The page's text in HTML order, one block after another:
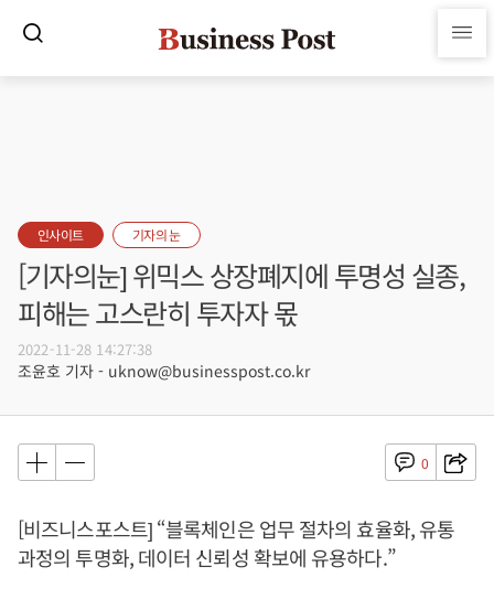
인사이트 기자의 눈
[기자의눈] 위믹스 상장폐지에 투명성 실종,
피해는 고스란히 투자자 몫
2022-11-28 14:27:38
조윤호 기자 - uknow@businesspost.co.kr
0
[비즈니스포스트] “블록체인은 업무 절차의 효율화, 유통
과정의 투명화, 데이터 신뢰성 확보에 유용하다.”